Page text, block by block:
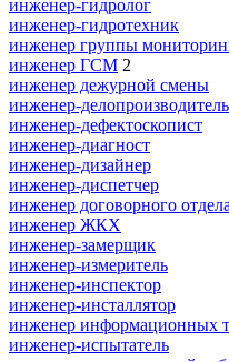
инженер-гидролог
инженер-гидротехник
инженер группы
инженер ГСМ 2
инженер дежурной смены
инженер-делопроизводитель
инженер-дефектоскопист
инженер-диагност
инженер-дизайнер
инженер-диспетчер
инженер договорного отдела
инженер ЖКХ
инженер-замерщик
инженер-измеритель
инженер-инспектор
инженер-инсталлятор
инженер информационных
инженер-испытатель